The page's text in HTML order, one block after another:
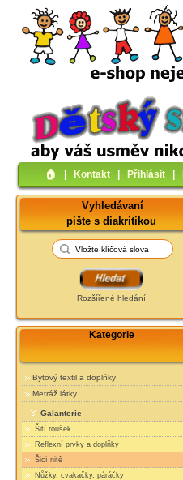
🏠︎ Kontakt Přihlásit
Vyhledávaní
pište s diakritikou
Rozšířené hledání
Kategorie
Bytový textil a doplňky
Metráž látky
Galanterie
Šití roušek
Reflexní prvky a doplňky
Šicí nitě
Nůžky, cvakačky, páráčky